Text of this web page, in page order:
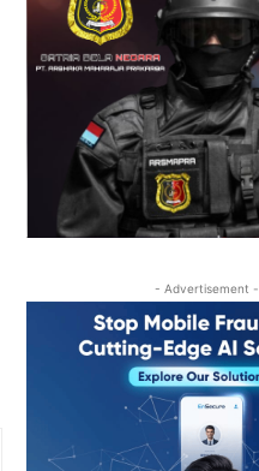
- Advertisement -